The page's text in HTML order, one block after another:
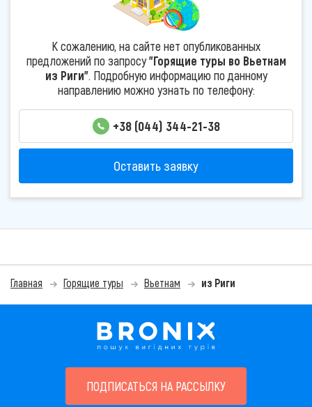
К сожалению, на сайте нет опубликованных
предложений по запросу"Горящие туры во Вьетнам
из Риги". Подробную информацию по данному
направлению можно узнать по телефону:
+38 (044) 344-21-38
Оставить заявку
Главная Горящие туры Вьетнам из Риги
ПОДПИСАТЬСЯ НА РАССЫЛКУ